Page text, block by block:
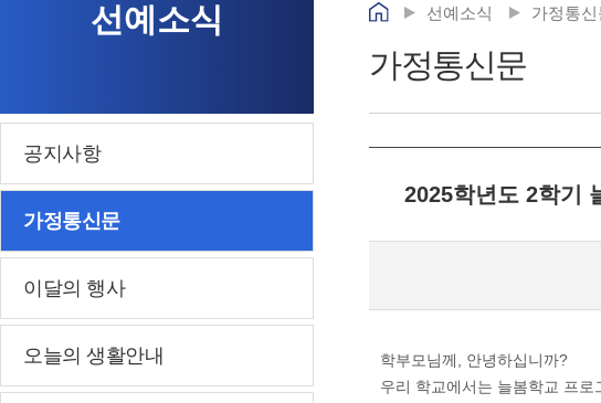
선예소식
공지사항
가정통신문
이달의 행사
오늘의 생활안내
가정통신문
선예소식 가정통신
2025학년도 2학기
학부모님께, 안녕하십니까?
우리 학교에서는 늘봄학교 프